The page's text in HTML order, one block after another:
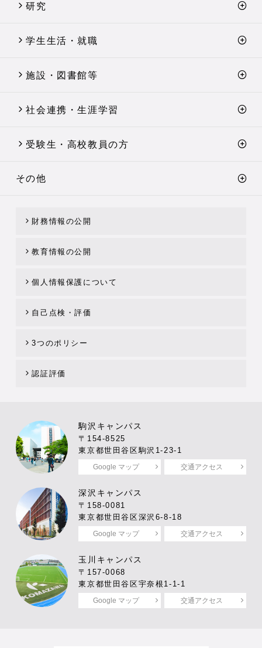
研究
学生生活・就職
施設・図書館等
社会連携・生涯学習
受験生・高校教員の方
その他
財務情報の公開
教育情報の公開
個人情報保護について
自己点検・評価
3つのポリシー
認証評価
駒沢キャンパス
〒154-8525
東京都世田谷区駒沢1-23-1
Google マップ 交通アクセス
深沢キャンパス
〒158-0081
東京都世田谷区深沢6-8-18
Google マップ 交通アクセス
玉川キャンパス
〒157-0068
東京都世田谷区宇奈根1-1-1
Google マップ 交通アクセス